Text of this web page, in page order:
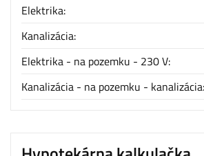
Elektrika:
Kanalizácia:
Elektrika - na pozemku - 230 V:
Kanalizácia - na pozemku - kanalizácia: